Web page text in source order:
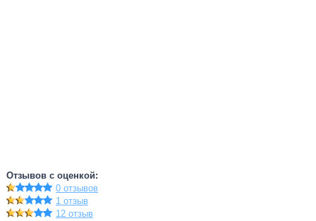
Отзывов с оценкой:
0 отзывов
1 отзыв
12 отзыв